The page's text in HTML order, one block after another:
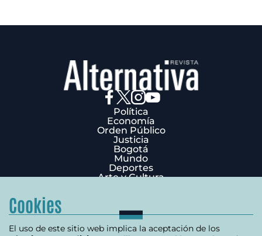
Política
Economía
Orden Público
Justicia
Bogotá
Mundo
Deportes
Arte y Cultura
Términos y condiciones
Política de privacidad
Política de cookies
Cookies
El uso de este sitio web implica la aceptación de los